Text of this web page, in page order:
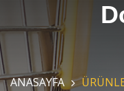
ANASAYFA